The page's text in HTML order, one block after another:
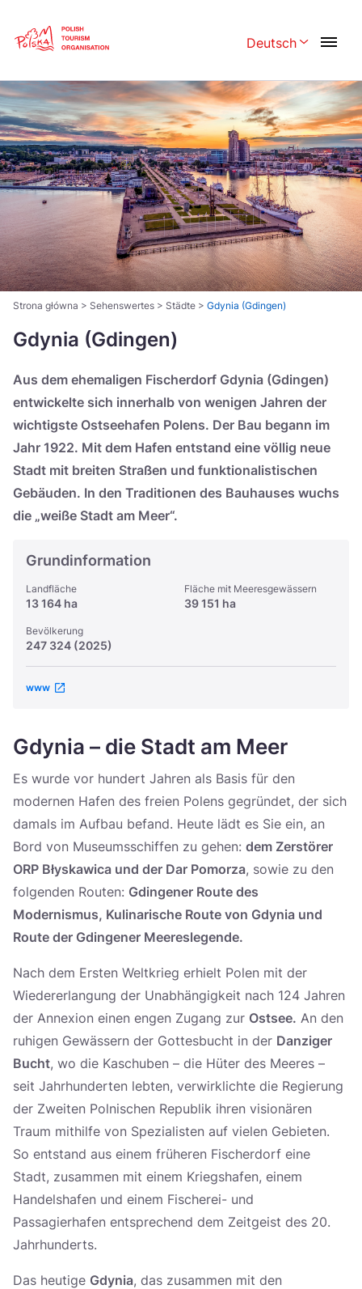
Deutsch
Polski English
Česká 中国
Dansk Deutsch
Español Français
Italiano Magyar
Nederlands 日本語
Português Norsk
Suomi
Strona główna > Sehenswertes > Städte > Gdynia (Gdingen)
Gdynia (Gdingen)
Aus dem ehemaligen Fischerdorf Gdynia (Gdingen)
entwickelte sich innerhalb von wenigen Jahren der
wichtigste Ostseehafen Polens. Der Bau begann im
Jahr 1922. Mit dem Hafen entstand eine völlig neue
Stadt mit breiten Straßen und funktionalistischen
Gebäuden. In den Traditionen des Bauhauses wuchs
die „weiße Stadt am Meer“.
Grundinformation
Landfläche
13 164 ha
Fläche mit Meeresgewässern
39 151 ha
Bevölkerung
247 324 (2025)
www
Gdynia – die Stadt am Meer
Es wurde vor hundert Jahren als Basis für den
modernen Hafen des freien Polens gegründet, der sich
damals im Aufbau befand. Heute lädt es Sie ein, an
Bord von Museumsschiffen zu gehen: dem Zerstörer
ORP Błyskawica und der Dar Pomorza, sowie zu den
folgenden Routen: Gdingener Route des
Modernismus, Kulinarische Route von Gdynia und
Route der Gdingener Meereslegende.
Nach dem Ersten Weltkrieg erhielt Polen mit der
Wiedererlangung der Unabhängigkeit nach 124 Jahren
der Annexion einen engen Zugang zur Ostsee. An den
ruhigen Gewässern der Gottesbucht in der Danziger
Bucht, wo die Kaschuben – die Hüter des Meeres –
seit Jahrhunderten lebten, verwirklichte die Regierung
der Zweiten Polnischen Republik ihren visionären
Traum mithilfe von Spezialisten auf vielen Gebieten.
So entstand aus einem früheren Fischerdorf eine
Stadt, zusammen mit einem Kriegshafen, einem
Handelshafen und einem Fischerei- und
Passagierhafen entsprechend dem Zeitgeist des 20.
Jahrhunderts.
Das heutige Gdynia, das zusammen mit den